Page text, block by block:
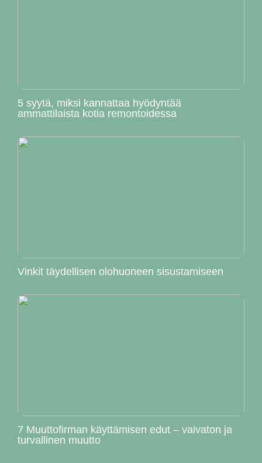
5 syytä, miksi kannattaa hyödyntää
ammattilaista kotia remontoidessa
Vinkit täydellisen olohuoneen sisustamiseen
7 Muuttofirman käyttämisen edut – vaivaton ja
turvallinen muutto